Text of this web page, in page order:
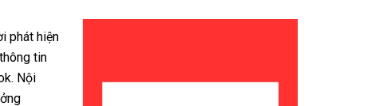
đình có cha
nhưng
để lại di